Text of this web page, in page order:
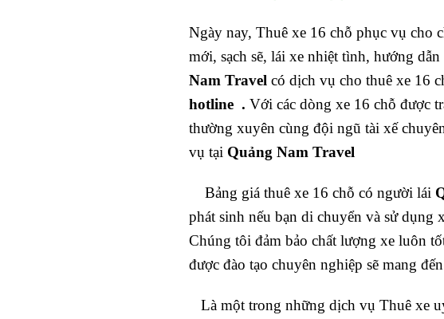
Ngày nay, Thuê xe 16 chỗ phục vụ cho
mới, sạch sẽ, lái xe nhiệt tình, hướng
Nam Travel có dịch vụ cho thuê xe 16
hotline . Với các dòng xe 16 chỗ được
thường xuyên cùng đội ngũ tài xế
vụ tại Quảng Nam Travel
Bảng giá thuê xe 16 chỗ có người lái
phát sinh nếu bạn di chuyển và sử
Chúng tôi đảm bảo chất lượng xe luôn
được đào tạo chuyên nghiệp sẽ mang
Là một trong những dịch vụ Thuê xe